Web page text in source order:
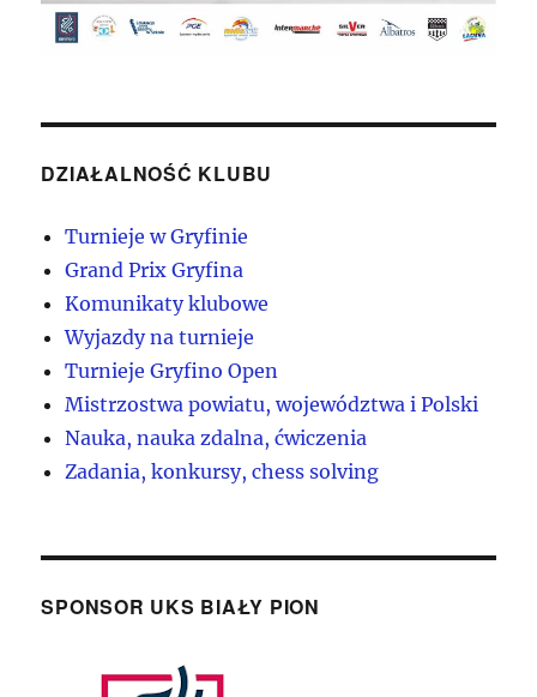
DZIAŁALNOŚĆ KLUBU
Turnieje w Gryfinie
Grand Prix Gryfina
Komunikaty klubowe
Wyjazdy na turnieje
Turnieje Gryfino Open
Mistrzostwa powiatu, województwa i Polski
Nauka, nauka zdalna, ćwiczenia
Zadania, konkursy, chess solving
SPONSOR UKS BIAŁY PION